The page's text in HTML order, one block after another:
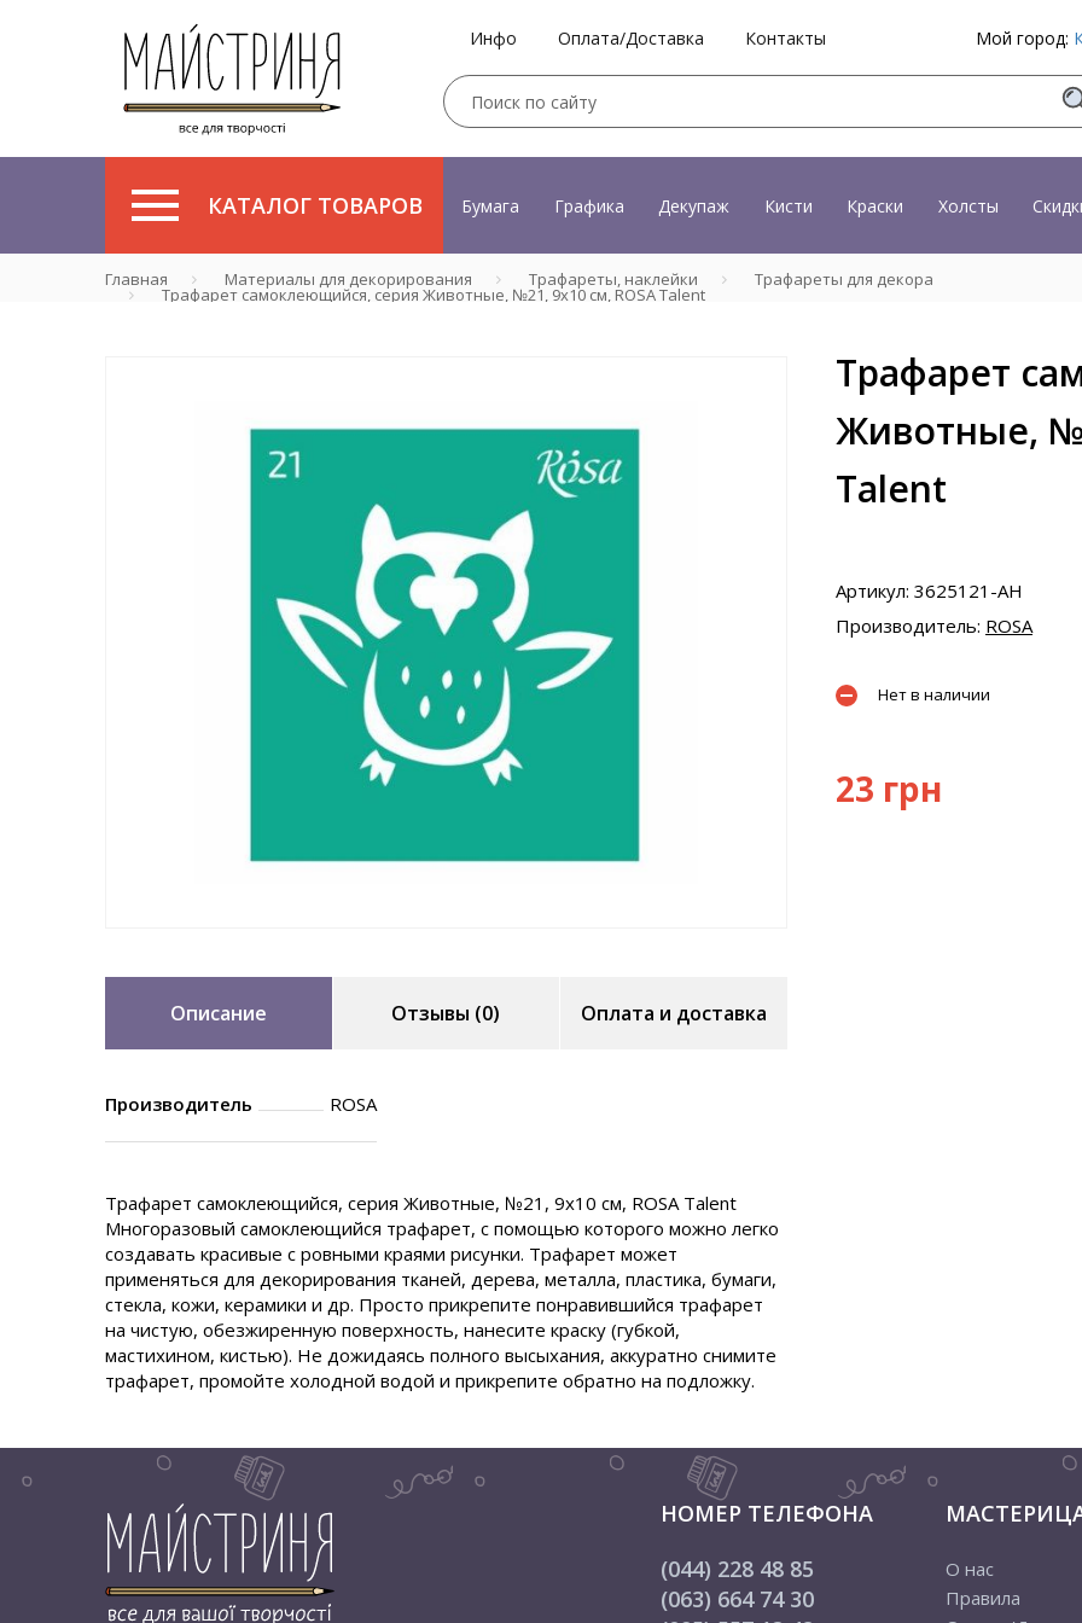
Инфо Оплата/Доставка Контакты Мой город:
КАТАЛОГ ТОВАРОВ Бумага Графика Декупаж Кисти Краски Холсты
Главная Материалы для декорирования Трафареты, наклейки Трафареты для декора
Трафарет самоклеющийся, серия Животные, №21, 9х10 см, ROSA Talent
Описание Отзывы (0) Оплата и доставка
Производитель ROSA
Трафарет самоклеющийся, серия Животные, №21, 9х10 см, ROSA Talent
Многоразовый самоклеющийся трафарет, с помощью которого можно легко
создавать красивые с ровными краями рисунки. Трафарет может
применяться для декорирования тканей, дерева, металла, пластика, бумаги,
стекла, кожи, керамики и др. Просто прикрепите понравившийся трафарет
на чистую, обезжиренную поверхность, нанесите краску (губкой,
мастихином, кистью). Не дожидаясь полного высыхания, аккуратно снимите
трафарет, промойте холодной водой и прикрепите обратно на подложку.
Трафарет
Животные,
Talent
Артикул: 3625121-AH
Производитель: ROSA
Нет в наличии
23 грн
НОМЕР ТЕЛЕФОНА
(044) 228 48 85
(063) 664 74 30
О нас
Правила